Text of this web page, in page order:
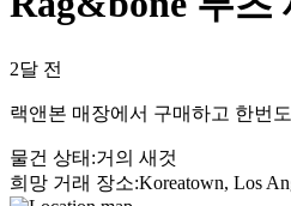
2달 전
랙앤본 매장에서 구매하고 한번
물건 상태 :거의 새것
희망 거래 장소:Koreatown, Los